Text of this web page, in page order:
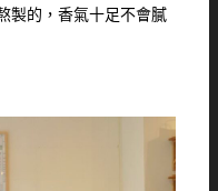
製的，香氣十足不會膩